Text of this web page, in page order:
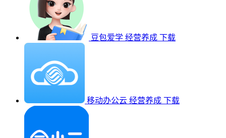
豆包爱学 经营养成 下载
移动办公云 经营养成 下载